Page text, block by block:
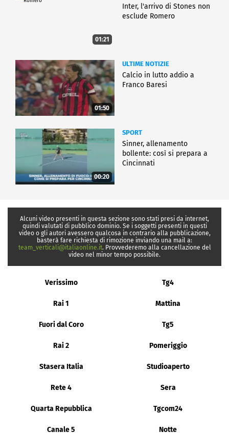
01:21
Inter, l'arrivo di Stones non
esclude Romero
01:50
ULTIME NOTIZIE
Calcio in lutto addio a
Franco Baresi
00:20
SPORT
Sinner, allenamento
bollente: così si prepara a
Cincinnati
Alcuni video presenti in questa sezione sono stati presi da internet,
quindi valutati di pubblico dominio. Se i soggetti presenti in questi
video o gli autori avessero qualcosa in contrario alla pubblicazione,
basterà fare richiesta di rimozione inviando una mail a:
team_verticali@italiaonline.it. Provvederemo alla cancellazione del
video nel minor tempo possibile.
Verissimo Tg4
Rai 1 Mattina
Fuori dal Coro Tg5
Rai 2 Pomeriggio
Stasera Italia Studioaperto
Rete 4 Sera
Quarta Repubblica Tgcom24
Canale 5 Notte